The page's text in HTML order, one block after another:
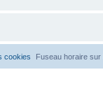
Fuseau horaire sur
cookies